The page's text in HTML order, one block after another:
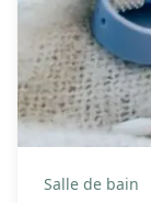
Salle de bain